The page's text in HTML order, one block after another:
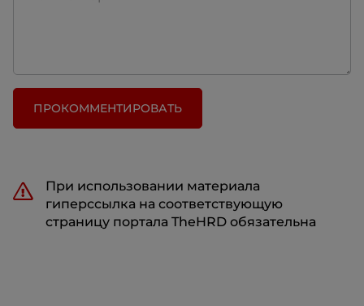
ПРОКОММЕНТИРОВАТЬ
При использовании материала
гиперссылка на соответствующую
страницу портала TheHRD обязательна